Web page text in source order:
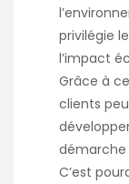
privilégie
l’impact
Grâce à
clients
démarche
C’est